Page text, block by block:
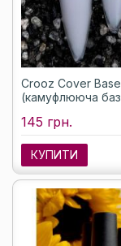
Crooz Cover
(камуфлююча
145 грн.
КУПИТИ